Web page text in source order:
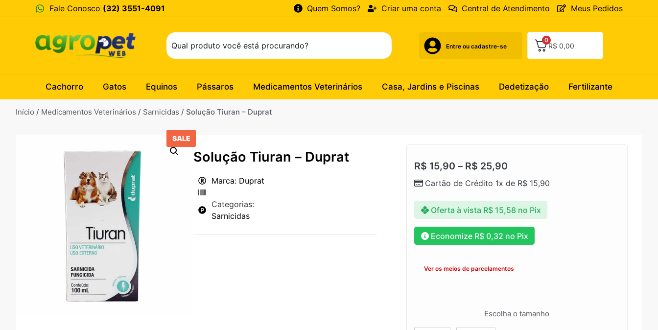
Fale Conosco (32) 3551-4091 Quem Somos? Criar uma conta Central de Atendimento Meus Pedidos
Entre ou cadastre-se
0
R$ 0,00
Cachorro Gatos Equinos Pássaros Medicamentos Veterinários Casa, Jardins e Piscinas Dedetização Fertilizante
Início / Medicamentos Veterinários / Sarnicidas / Solução Tiuran – Duprat
SALE
Solução Tiuran – Duprat
Marca: Duprat
Categorias:
Sarnicidas
R$ 15,90 – R$ 25,90
Cartão de Crédito 1x de R$15,90
Oferta à vista R$15,58 no Pix
Economize R$0,32 no Pix
Ver os meios de parcelamentos
Escolha o tamanho